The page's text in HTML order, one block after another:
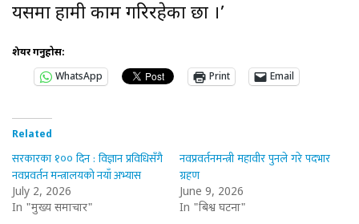
यसमा हामी काम गरिरहेका छौँ ।’
शेयर गर्नुहोस:
WhatsApp
Print Email
Related
सरकारका १०० दिन : विज्ञान प्रविधिसँगै
नवप्रवर्तन मन्त्रालयको नयाँ अभ्यास
July 2, 2026
In "मुख्य समाचार"
नवप्रवर्तनमन्त्री महावीर पुनले गरे पदभार
ग्रहण
June 9, 2026
In "बिश्व घटना"